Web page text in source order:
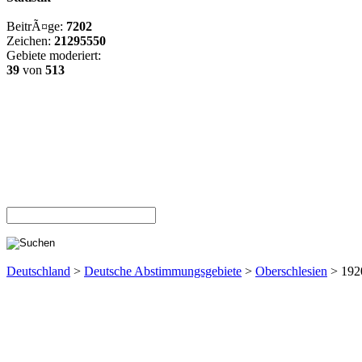
BeitrÃ¤ge: 7202
Zeichen: 21295550
Gebiete moderiert:
39 von 513
Deutschland > Deutsche Abstimmungsgebiete > Oberschlesien >